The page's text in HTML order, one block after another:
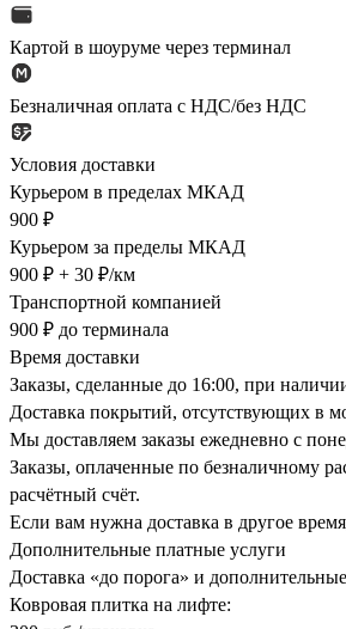
Картой в шоуруме через терминал
Безналичная оплата с НДС/без НДС
Условия доставки
Курьером в пределах МКАД
900 ₽
Курьером за пределы МКАД
900 ₽ + 30 ₽/км
Транспортной компанией
900 ₽ до терминала
Время доставки
Заказы, сделанные до 16:00, при
Доставка покрытий, отсутствующих в
Мы доставляем заказы ежедневно с
Заказы, оплаченные по безналичному
расчётный счёт.
Если вам нужна доставка в другое
Дополнительные платные услуги
Доставка «до порога» и
Ковровая плитка на лифте: